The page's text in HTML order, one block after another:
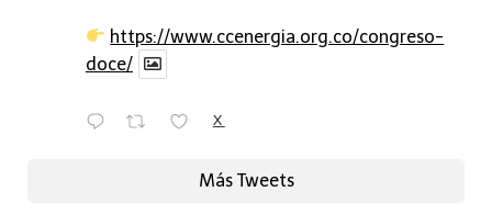
https://www.ccenergia.org.co/congreso-
doce/
X
Más Tweets